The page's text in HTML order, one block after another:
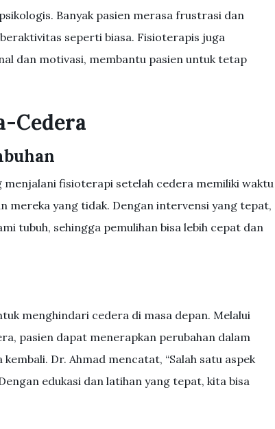
Banyak pasien merasa frustrasi dan
seperti biasa. Fisioterapis juga
dan motivasi, membantu pasien untuk tetap
Cedera
menjalani fisioterapi setelah cedera memiliki waktu
mereka yang tidak. Dengan intervensi yang tepat,
tubuh, sehingga pemulihan bisa lebih cepat dan
menghindari cedera di masa depan. Melalui
pasien dapat menerapkan perubahan dalam
Dr. Ahmad mencatat, “Salah satu aspek
edukasi dan latihan yang tepat, kita bisa